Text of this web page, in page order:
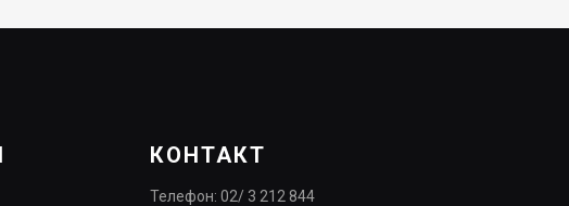
КОНТАКТ
Телефон: 02/ 3 212 844